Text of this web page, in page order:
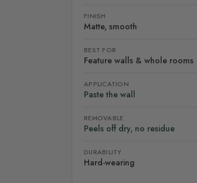
FINISH
Matte, smooth
BEST FOR
Feature walls & whole rooms
APPLICATION
Paste the wall
REMOVABLE
Peels off dry, no residue
DURABILITY
Hard-wearing